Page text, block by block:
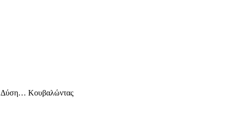
Δύση… Κουβαλώντας